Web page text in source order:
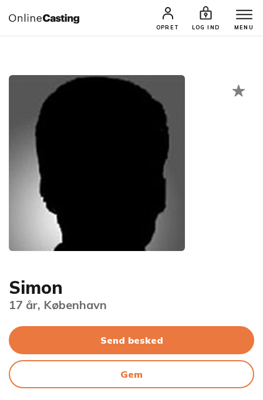
OPRET LOG IND MENU
CASTINGS & JOBS SØG PROFIL
Simon
17 år, København
Send besked
Gem